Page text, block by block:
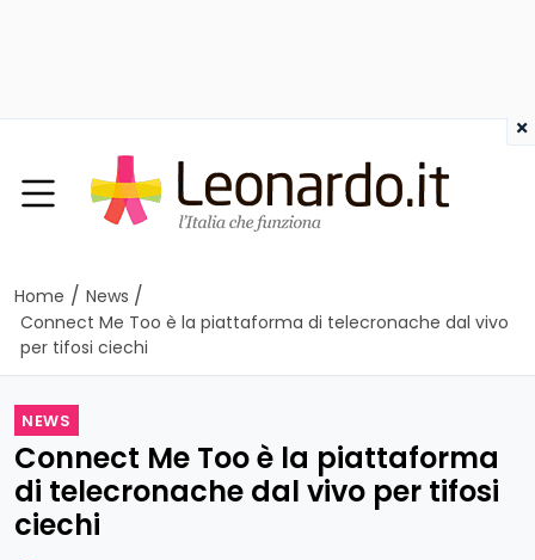
Home / News /
Connect Me Too è la piattaforma di telecronache dal vivo
per tifosi ciechi
NEWS
Connect Me Too è la piattaforma
di telecronache dal vivo per tifosi
ciechi
×